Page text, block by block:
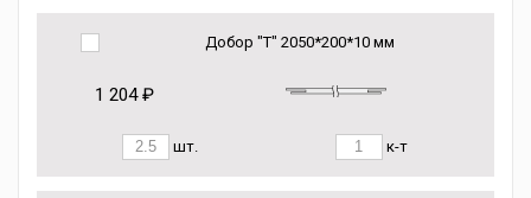
Добор "Т" 2050*200*10 мм
1 204 ₽
шт. к-т